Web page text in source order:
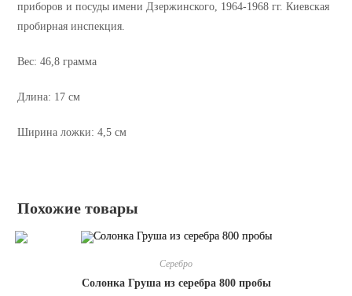
приборов и посуды имени Дзержинского, 1964-1968 гг. Киевская
пробирная инспекция.
Вес: 46,8 грамма
Длина: 17 см
Ширина ложки: 4,5 см
Похожие товары
Серебро
Солонка Груша из серебра 800 пробы